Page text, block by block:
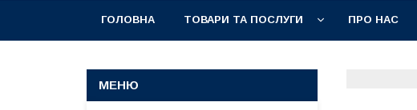
ГОЛОВНА ТОВАРИ ТА ПОСЛУГИ ПРО НАС